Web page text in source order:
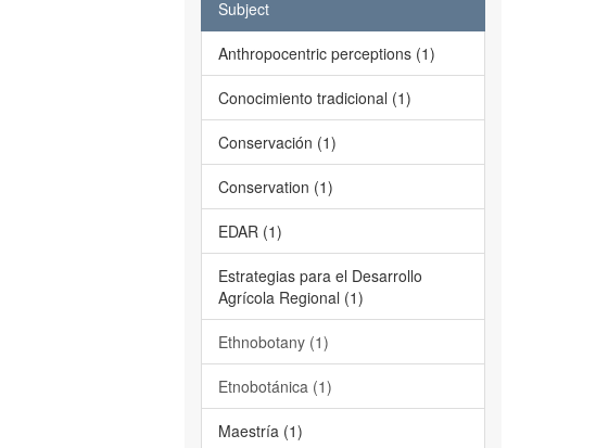
Subject
Anthropocentric perceptions (1)
Conocimiento tradicional (1)
Conservación (1)
Conservation (1)
EDAR (1)
Estrategias para el Desarrollo
Agrícola Regional (1)
Ethnobotany (1)
Etnobotánica (1)
Maestría (1)